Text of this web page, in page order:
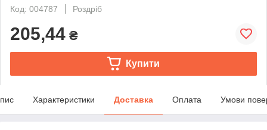
Код: 004787
Роздріб
205,44 ₴
Купити
Характеристики Доставка Оплата Умови